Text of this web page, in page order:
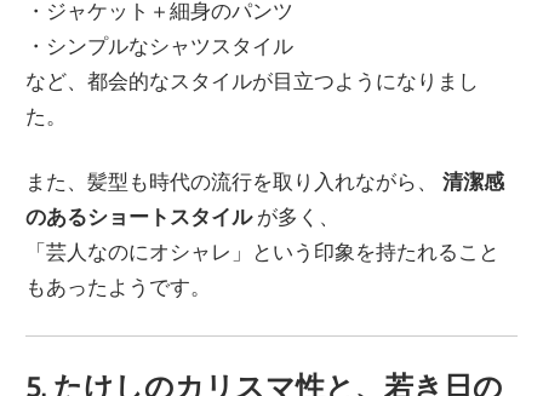
・ジャケット＋細身のパンツ
・シンプルなシャツスタイル
など、都会的なスタイルが目立つようになりまし
た。
また、髪型も時代の流行を取り入れながら、清潔感
のあるショートスタイルが多く、
「芸人なのにオシャレ」という印象を持たれること
もあったようです。
5. たけしのカリスマ性と、若き日の